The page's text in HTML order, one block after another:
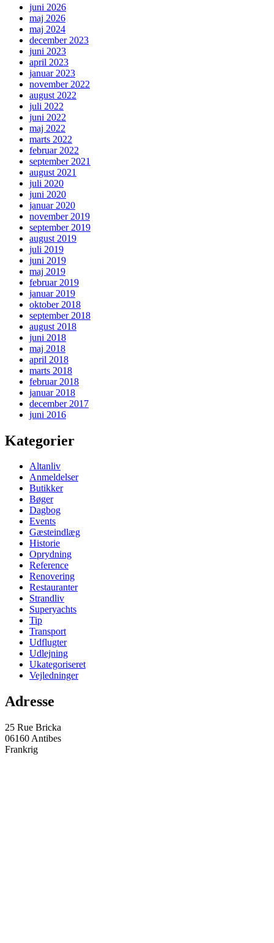
juni 2026
maj 2026
maj 2024
december 2023
juni 2023
april 2023
januar 2023
november 2022
august 2022
juli 2022
juni 2022
maj 2022
marts 2022
februar 2022
september 2021
august 2021
juli 2020
juni 2020
januar 2020
november 2019
september 2019
august 2019
juli 2019
juni 2019
maj 2019
februar 2019
januar 2019
oktober 2018
september 2018
august 2018
juni 2018
maj 2018
april 2018
marts 2018
februar 2018
januar 2018
december 2017
juni 2016
Kategorier
Altanliv
Anmeldelser
Butikker
Bøger
Dagbog
Events
Gæsteindlæg
Historie
Oprydning
Reference
Renovering
Restauranter
Strandliv
Superyachts
Tip
Transport
Udflugter
Udlejning
Ukategoriseret
Vejledninger
Adresse
25 Rue Bricka
06160 Antibes
Frankrig